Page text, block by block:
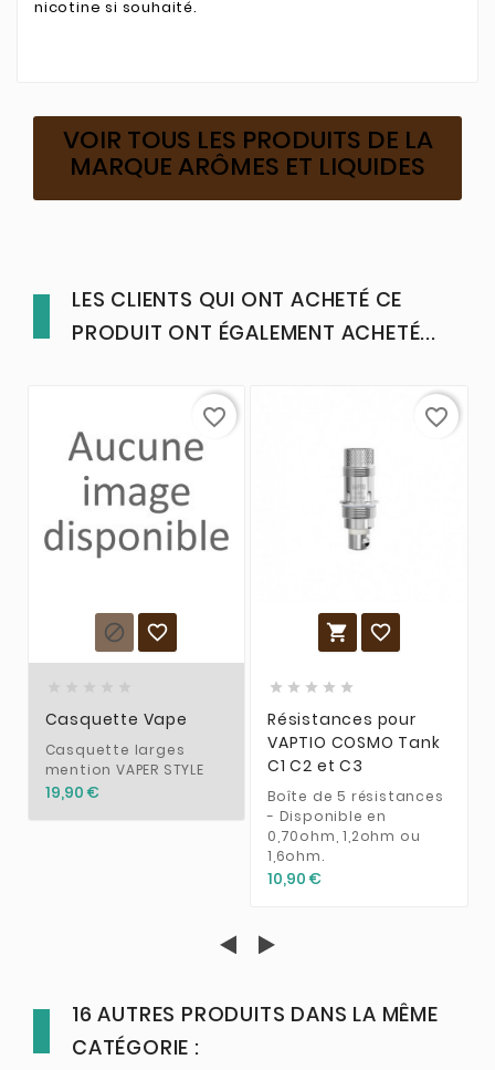
nicotine si souhaité.
VOIR TOUS LES PRODUITS DE LA
MARQUE ARÔMES ET LIQUIDES
LES CLIENTS QUI ONT ACHETÉ CE
PRODUIT ONT ÉGALEMENT ACHETÉ...
 
Casquette Vape
Casquette larges
mention VAPER STYLE
19,90 €
favorite_border
 
    
Résistances pour
VAPTIO COSMO Tank
C1 C2 et C3
Boîte de 5 résistances
- Disponible en
0,70ohm, 1,2ohm ou
1,6ohm.
10,90 €
favorite_border
16 AUTRES PRODUITS DANS LA MÊME
CATÉGORIE :